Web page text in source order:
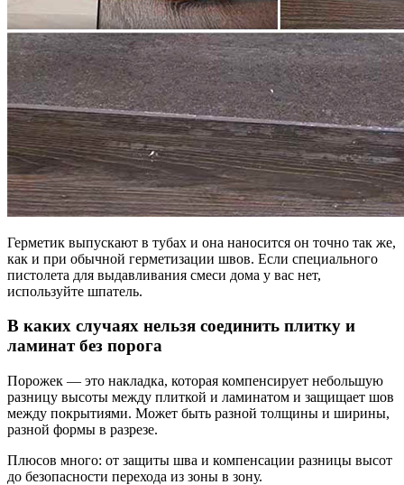
Герметик выпускают в тубах и она наносится он точно так же,
как и при обычной герметизации швов. Если специального
пистолета для выдавливания смеси дома у вас нет,
используйте шпатель.
В каких случаях нельзя соединить плитку и
ламинат без порога
Порожек — это накладка, которая компенсирует небольшую
разницу высоты между плиткой и ламинатом и защищает шов
между покрытиями. Может быть разной толщины и ширины,
разной формы в разрезе.
Плюсов много: от защиты шва и компенсации разницы высот
до безопасности перехода из зоны в зону.